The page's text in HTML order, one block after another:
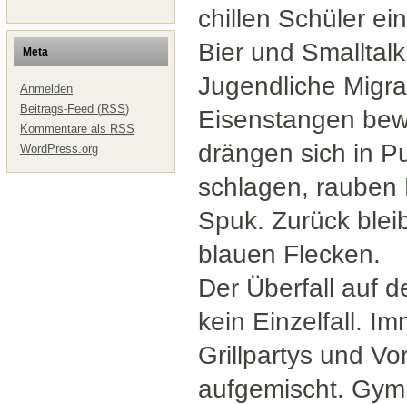
Meta
Anmelden
Beitrags-Feed (RSS)
Kommentare als RSS
WordPress.org
chillen Schüler
Bier und
Jugendliche
Eisenstangen
drängen sich in
schlagen, rauben
Spuk. Zurück
blauen Flecken.
Der Überfall auf
kein Einzelfall.
Grillpartys und
aufgemischt.